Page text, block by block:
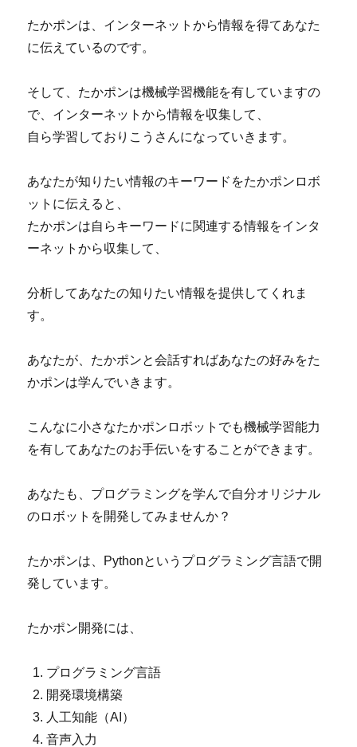
たかポンは、インターネットから情報を得てあなた
に伝えているのです。
そして、たかポンは機械学習機能を有していますの
で、インターネットから情報を収集して、
自ら学習しておりこうさんになっていきます。
あなたが知りたい情報のキーワードをたかポンロボ
ットに伝えると、
たかポンは自らキーワードに関連する情報をインタ
ーネットから収集して、
分析してあなたの知りたい情報を提供してくれま
す。
あなたが、たかポンと会話すればあなたの好みをた
かポンは学んでいきます。
こんなに小さなたかポンロボットでも機械学習能力
を有してあなたのお手伝いをすることができます。
あなたも、プログラミングを学んで自分オリジナル
のロボットを開発してみませんか？
たかポンは、Pythonというプログラミング言語で開
発しています。
たかポン開発には、
プログラミング言語
開発環境構築
人工知能（AI）
音声入力